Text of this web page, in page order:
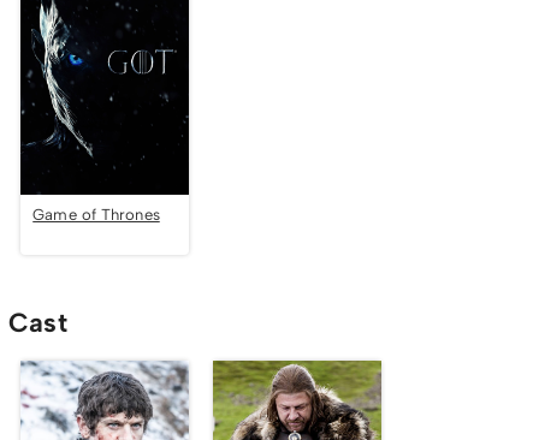
Game of Thrones
Cast